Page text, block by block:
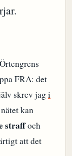
FRA: det
skrev jag i
kan
straffoch
att det